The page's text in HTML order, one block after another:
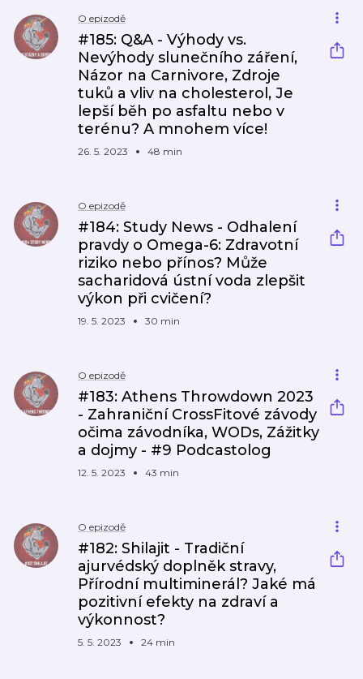
O epizodě
#185: Q&A - Výhody vs.
Nevýhody slunečního záření,
Názor na Carnivore, Zdroje
tuků a vliv na cholesterol, Je
lepší běh po asfaltu nebo v
terénu? A mnohem více!
26. 5. 2023 48 min
O epizodě
#184: Study News - Odhalení
pravdy o Omega-6: Zdravotní
riziko nebo přínos? Může
sacharidová ústní voda zlepšit
výkon při cvičení?
19. 5. 2023 30 min
O epizodě
#183: Athens Throwdown 2023
- Zahraniční CrossFitové závody
očima závodníka, WODs, Zážitky
a dojmy - #9 Podcastolog
12. 5. 2023 43 min
O epizodě
#182: Shilajit - Tradiční
ajurvédský doplněk stravy,
Přírodní multiminerál? Jaké má
pozitivní efekty na zdraví a
výkonnost?
5. 5. 2023 24 min